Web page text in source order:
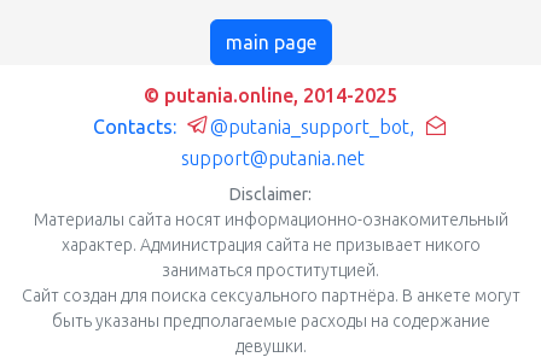
main page
© putania.online, 2014-2025
Contacts:
@putania_support_bot,
support@putania.net
Disclaimer:
Материалы сайта носят информационно-ознакомительный
характер. Администрация сайта не призывает никого
заниматься проститутцией.
Сайт создан для поиска сексуального партнёра. В анкете могут
быть указаны предполагаемые расходы на содержание
девушки.